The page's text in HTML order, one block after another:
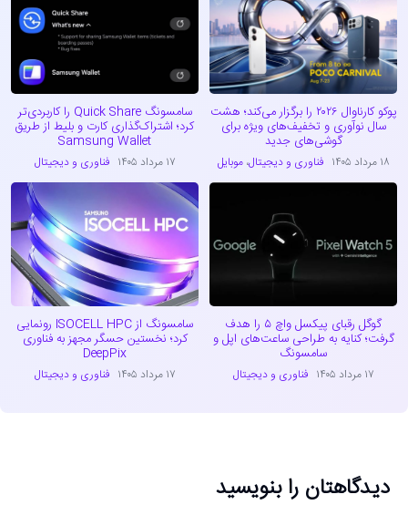
پوکو کارناوال ۲۰۲۶ را برگزار می‌کند؛ هشت
سال نوآوری و تخفیف‌های ویژه برای
گوشی‌های جدید
۱۸ مرداد ۱۴۰۵ فناوری و دیجیتال،موبایل
سامسونگ Quick Share را کاربردی‌تر
کرد؛ اشتراک‌گذاری کارت و بلیط از طریق
Samsung Wallet
۱۷ مرداد ۱۴۰۵ فناوری و دیجیتال
گوگل رقبای پیکسل واچ ۵ را هدف
گرفت؛ کنایه به طراحی ساعت‌های اپل و
سامسونگ
۱۷ مرداد ۱۴۰۵ فناوری و دیجیتال
سامسونگ از ISOCELL HPC رونمایی
کرد؛ نخستین حسگر مجهز به فناوری
DeepPix
۱۷ مرداد ۱۴۰۵ فناوری و دیجیتال
دیدگاهتان را بنویسید